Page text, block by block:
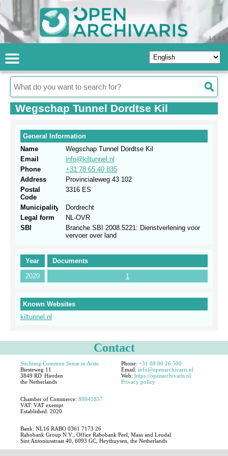
1.1.0.1
Wegschap Tunnel Dordtse Kil
Year
Documents
2020
1
General Information
Name
Wegschap Tunnel Dordtse Kil
Email
info@kiltunnel.nl
Phone
+31 78 65 40 835
Address
Provincialeweg 43 102
Postal
Code
3316 ES
Municipality
Dordrecht
Legal form
NL-OVR
SBI
Branche.SBI 2008.5221: Dienstverlening voor
vervoer over land
Known Websites
kiltunnel.nl
Contact
Stichting Common Sense in Actie
Biesteweg 11
3849 RD Hierden
the Netherlands
Phone: +31 88 00 26 500
Email: info@openarchivaris.nl
Web: https://openarchivaris.nl
Privacy policy
Chamber of Commerce: 80641857
VAT: VAT exempt
Established: 2020
Bank: NL16 RABO 0361 7173 26
Rabobank Group N.V., Office Rabobank Peel, Maas and Leudal
Sint Antoniusstraat 40, 6093 GC, Heythuysen, the Netherlands